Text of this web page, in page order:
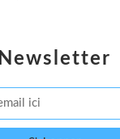
Newsletter